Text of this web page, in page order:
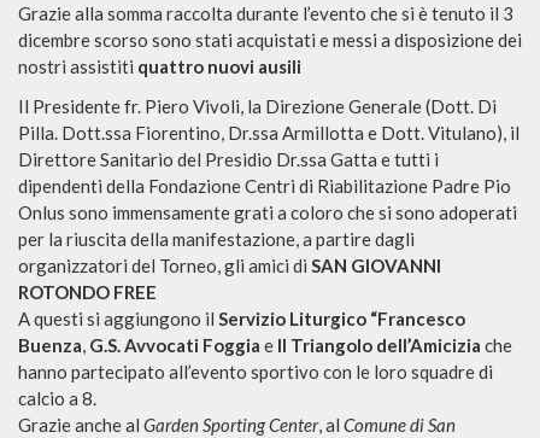
Grazie alla somma raccolta durante l’evento che si è tenuto il 3
dicembre scorso sono stati acquistati e messi a disposizione dei
nostri assistiti quattro nuovi ausili
Il Presidente fr. Piero Vivoli, la Direzione Generale (Dott. Di
Pilla. Dott.ssa Fiorentino, Dr.ssa Armillotta e Dott. Vitulano), il
Direttore Sanitario del Presidio Dr.ssa Gatta e tutti i
dipendenti della Fondazione Centri di Riabilitazione Padre Pio
Onlus sono immensamente grati a coloro che si sono adoperati
per la riuscita della manifestazione, a partire dagli
organizzatori del Torneo, gli amici di SAN GIOVANNI
ROTONDO FREE
A questi si aggiungono il Servizio Liturgico “Francesco
Buenza, G.S. Avvocati Foggia e Il Triangolo dell’Amicizia che
hanno partecipato all’evento sportivo con le loro squadre di
calcio a 8.
Grazie anche al Garden Sporting Center, al Comune di San